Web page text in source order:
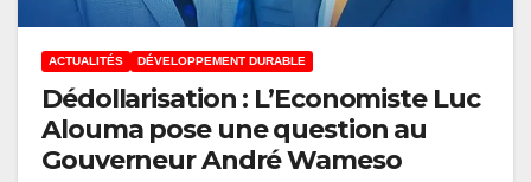
ACTUALITÉS DÉVELOPPEMENT DURABLE
Dédollarisation : L’Economiste Luc
Alouma pose une question au
Gouverneur André Wameso